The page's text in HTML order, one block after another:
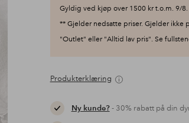
Gyldig ved kjøp over 1500 kr t.o.m. 9/
** Gjelder nedsatte priser. Gjelder ikke
"Outlet" eller "Alltid lav pris". Se
Produkterklæring
Ny kunde?- 30% rabatt på din